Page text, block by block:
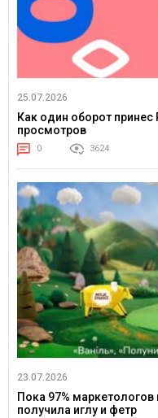
25.07.2026
Как один оборот
просмотров
0 3624
23.07.2026
Пока 97%
получила иглу и фетр